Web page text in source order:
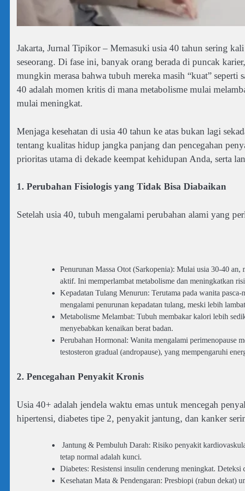
Jakarta, Jurnal Tipikor – Memasuki usia 40 tahun sering
seseorang. Di fase ini, banyak orang berada di puncak
mungkin merasa bahwa tubuh mereka masih “kuat” seperti
40 adalah momen kritis di mana metabolisme mulai
mulai meningkat.
Menjaga kesehatan di usia 40 tahun ke atas bukan lagi
tentang kualitas hidup jangka panjang dan pencegahan
prioritas utama di dekade keempat kehidupan Anda, serta
1. Perubahan Fisiologis yang Tidak Bisa Diabaikan
Setelah usia 40, tubuh mengalami perubahan alami yang
Penurunan Massa Otot (Sarkopenia): Mulai usia 30-40
aktif. Ini memperlambat metabolisme dan meningkatkan
Kepadatan Tulang Menurun: Terutama pada wanita
mengalami penurunan kepadatan tulang, meski lebih
Metabolisme Melambat: Tubuh membakar kalori lebih
menyebabkan kenaikan berat badan.
Perubahan Hormonal: Wanita mengalami perimenopause
testosteron gradual (andropause), yang mempengaruhi
2. Pencegahan Penyakit Kronis
Usia 40+ adalah jendela waktu emas untuk mencegah
hipertensi, diabetes tipe 2, penyakit jantung, dan kanker
Jantung & Pembuluh Darah: Risiko penyakit
tetap normal adalah kunci.
Diabetes: Resistensi insulin cenderung meningkat. Deteksi
Kesehatan Mata & Pendengaran: Presbiopi (rabun dekat)